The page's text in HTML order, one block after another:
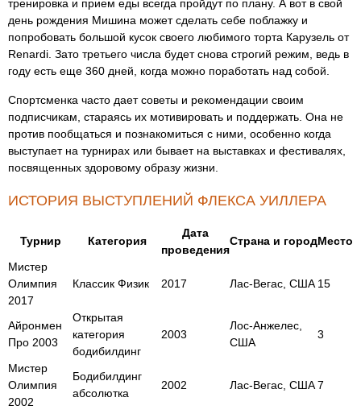
тренировка и прием еды всегда пройдут по плану. А вот в свой
день рождения Мишина может сделать себе поблажку и
попробовать большой кусок своего любимого торта Карузель от
Renardi. Зато третьего числа будет снова строгий режим, ведь в
году есть еще 360 дней, когда можно поработать над собой.
Спортсменка часто дает советы и рекомендации своим
подписчикам, стараясь их мотивировать и поддержать. Она не
против пообщаться и познакомиться с ними, особенно когда
выступает на турнирах или бывает на выставках и фестивалях,
посвященных здоровому образу жизни.
ИСТОРИЯ ВЫСТУПЛЕНИЙ ФЛЕКСА УИЛЛЕРА
Турнир Категория
Дата
проведения
Страна и городМесто
Мистер
Олимпия
2017
Классик Физик 2017 Лас-Вегас, США 15
Айронмен
Про 2003
Открытая
категория
бодибилдинг
2003
Лос-Анжелес,
США
3
Мистер
Олимпия
2002
Бодибилдинг
абсолютка
2002 Лас-Вегас, США7